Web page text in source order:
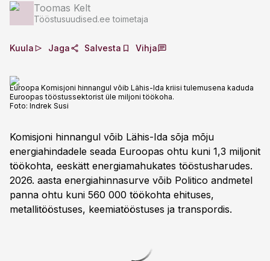
Toomas Kelt
Tööstusuudised.ee toimetaja
Kuula Jaga Salvesta Vihja
Euroopa Komisjoni hinnangul võib Lähis-Ida kriisi tulemusena kaduda
Euroopas tööstussektorist üle miljoni töökoha.
Foto: Indrek Susi
Komisjoni hinnangul võib Lähis-Ida sõja mõju
energiahindadele seada Euroopas ohtu kuni 1,3 miljonit
töökohta, eeskätt energiamahukates tööstusharudes.
2026. aasta energiahinnasurve võib Politico andmetel
panna ohtu kuni 560 000 töökohta ehituses,
metallitööstuses, keemiatööstuses ja transpordis.